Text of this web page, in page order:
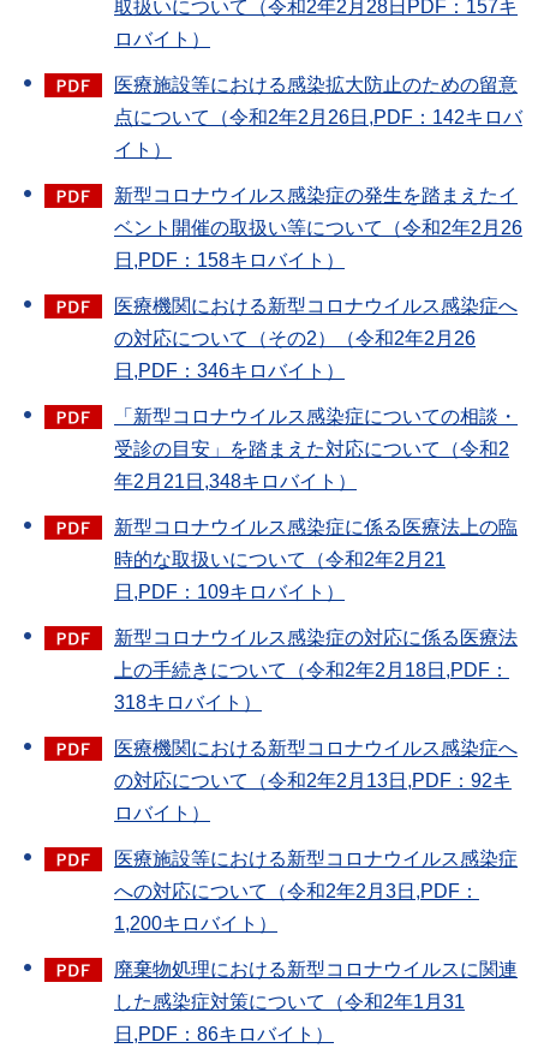
取扱いについて（令和2年2月28日PDF：157キ
ロバイト）
医療施設等における感染拡大防止のための留意
点について（令和2年2月26日,PDF：142キロバ
イト）
新型コロナウイルス感染症の発生を踏まえたイ
ベント開催の取扱い等について（令和2年2月26
日,PDF：158キロバイト）
医療機関における新型コロナウイルス感染症へ
の対応について（その2）（令和2年2月26
日,PDF：346キロバイト）
「新型コロナウイルス感染症についての相談・
受診の目安」を踏まえた対応について（令和2
年2月21日,348キロバイト）
新型コロナウイルス感染症に係る医療法上の臨
時的な取扱いについて（令和2年2月21
日,PDF：109キロバイト）
新型コロナウイルス感染症の対応に係る医療法
上の手続きについて（令和2年2月18日,PDF：
318キロバイト）
医療機関における新型コロナウイルス感染症へ
の対応について（令和2年2月13日,PDF：92キ
ロバイト）
医療施設等における新型コロナウイルス感染症
への対応について（令和2年2月3日,PDF：
1,200キロバイト）
廃棄物処理における新型コロナウイルスに関連
した感染症対策について（令和2年1月31
日,PDF：86キロバイト）